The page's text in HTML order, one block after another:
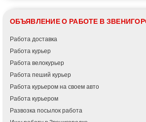
ОБЪЯВЛЕНИЕ О РАБОТЕ В
Работа доставка
Работа курьер
Работа велокурьер
Работа пеший курьер
Работа курьером на своем авто
Работа курьером
Развозка посылок работа
Фонтанка
Гадяч
Гатное
Глеваха
Горишние Плавни
Гостомель
Харьков
Херсон
Хмельницкий
Хмельник